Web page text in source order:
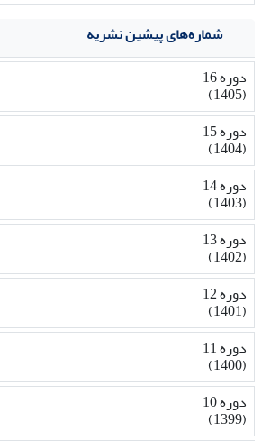
شماره‌های پیشین نشریه
دوره 16
(1405)
دوره 15
(1404)
دوره 14
(1403)
دوره 13
(1402)
دوره 12
(1401)
دوره 11
(1400)
دوره 10
(1399)